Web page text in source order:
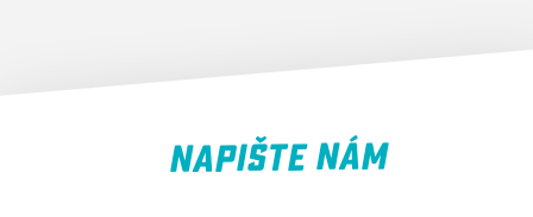
NAPIŠTE NÁM